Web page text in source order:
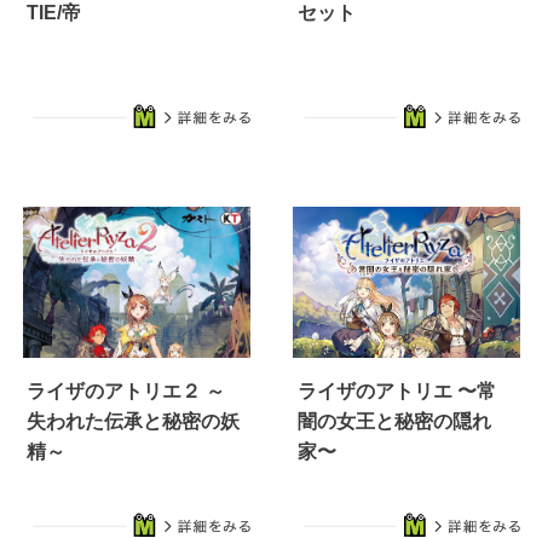
TIE/帝
セット
ライザのアトリエ２ ～
失われた伝承と秘密の妖
精～
ライザのアトリエ 〜常
闇の女王と秘密の隠れ
家〜